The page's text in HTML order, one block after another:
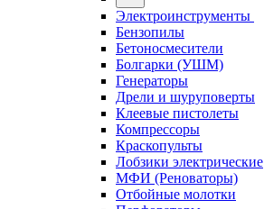
Электроинструменты
Бензопилы
Бетоносмесители
Болгарки (УШМ)
Генераторы
Дрели и шуруповерты
Клеевые пистолеты
Компрессоры
Краскопульты
Лобзики электрические
МФИ (Реноваторы)
Отбойные молотки